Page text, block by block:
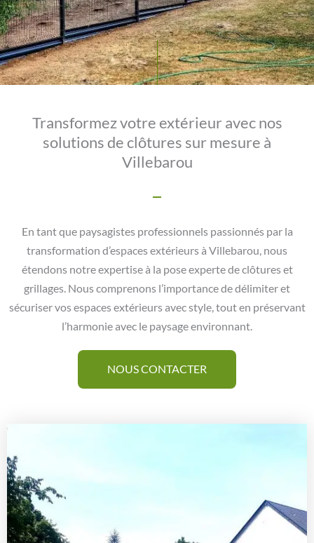
Transformez votre extérieur avec nos
solutions de clôtures sur mesure à
Villebarou
En tant que paysagistes professionnels passionnés par la
transformation d’espaces extérieurs à Villebarou, nous
étendons notre expertise à la pose experte de clôtures et
grillages. Nous comprenons l’importance de délimiter et
sécuriser vos espaces extérieurs avec style, tout en préservant
l’harmonie avec le paysage environnant.
NOUS CONTACTER